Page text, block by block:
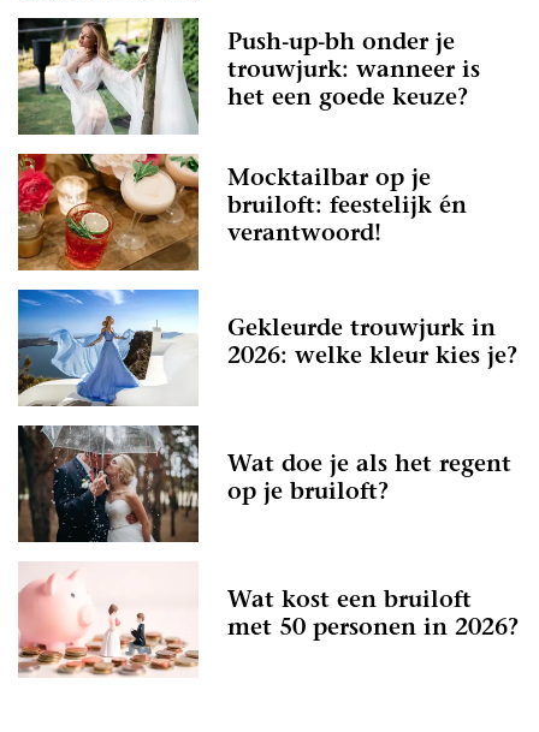
Push-up-bh onder je
trouwjurk: wanneer is
het een goede keuze?
Mocktailbar op je
bruiloft: feestelijk én
verantwoord!
Gekleurde trouwjurk in
2026: welke kleur kies je?
Wat doe je als het regent
op je bruiloft?
Wat kost een bruiloft
met 50 personen in 2026?